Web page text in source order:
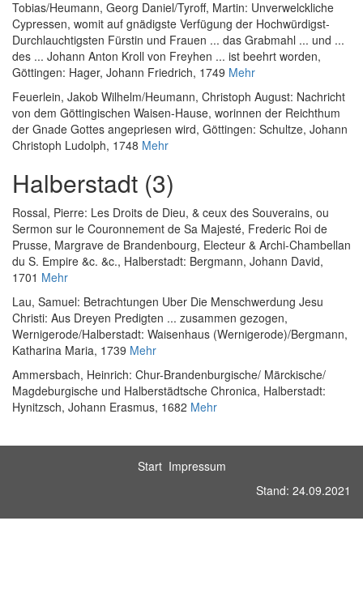
Tobias/Heumann, Georg Daniel/Tyroff, Martin: Unverwelckliche
Cypressen, womit auf gnädigste Verfügung der Hochwürdigst-
Durchlauchtigsten Fürstin und Frauen ... das Grabmahl ... und ...
des ... Johann Anton Kroll von Freyhen ... ist beehrt worden,
Göttingen: Hager, Johann Friedrich, 1749 Mehr
Feuerlein, Jakob Wilhelm/Heumann, Christoph August: Nachricht
von dem Göttingischen Waisen-Hause, worinnen der Reichthum
der Gnade Gottes angepriesen wird, Göttingen: Schultze, Johann
Christoph Ludolph, 1748 Mehr
Halberstadt (3)
Rossal, Pierre: Les Droits de Dieu, & ceux des Souverains, ou
Sermon sur le Couronnement de Sa Majesté, Frederic Roi de
Prusse, Margrave de Brandenbourg, Electeur & Archi-Chambellan
du S. Empire &c. &c., Halberstadt: Bergmann, Johann David,
1701 Mehr
Lau, Samuel: Betrachtungen Uber Die Menschwerdung Jesu
Christi: Aus Dreyen Predigten ... zusammen gezogen,
Wernigerode/Halberstadt: Waisenhaus (Wernigerode)/Bergmann,
Katharina Maria, 1739 Mehr
Ammersbach, Heinrich: Chur-Brandenburgische/ Märckische/
Magdeburgische und Halberstädtsche Chronica, Halberstadt:
Hynitzsch, Johann Erasmus, 1682 Mehr
Start Impressum
Stand: 24.09.2021